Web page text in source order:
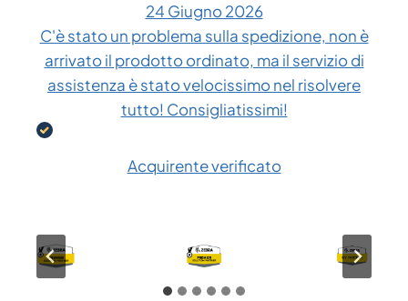
24 Giugno 2026
C'è stato un problema sulla spedizione, non è
arrivato il prodotto ordinato, ma il servizio di
assistenza è stato velocissimo nel risolvere
tutto! Consigliatissimi!
Acquirente verificato